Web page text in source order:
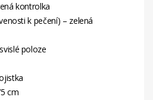
kontrolka
k pečení) – zelená
poloze
cm